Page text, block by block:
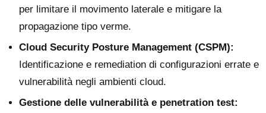
per limitare il movimento laterale e mitigare la
propagazione tipo verme.
Cloud Security Posture Management (CSPM):
Identificazione e remediation di configurazioni errate e
vulnerabilità negli ambienti cloud.
Gestione delle vulnerabilità e penetration test: